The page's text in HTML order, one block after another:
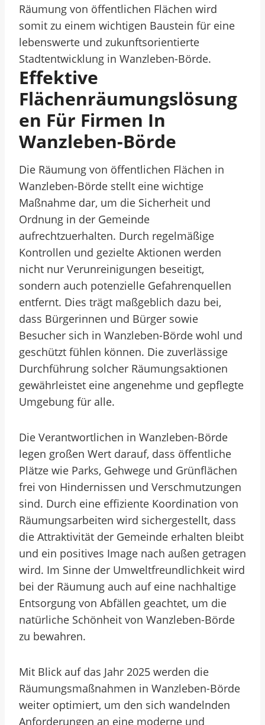
Räumung von öffentlichen Flächen wird
somit zu einem wichtigen Baustein für eine
lebenswerte und zukunftsorientierte
Stadtentwicklung in Wanzleben-Börde.
Effektive
Flächenräumungslösung
En Für Firmen In
Wanzleben-Börde
Die Räumung von öffentlichen Flächen in
Wanzleben-Börde stellt eine wichtige
Maßnahme dar, um die Sicherheit und
Ordnung in der Gemeinde
aufrechtzuerhalten. Durch regelmäßige
Kontrollen und gezielte Aktionen werden
nicht nur Verunreinigungen beseitigt,
sondern auch potenzielle Gefahrenquellen
entfernt. Dies trägt maßgeblich dazu bei,
dass Bürgerinnen und Bürger sowie
Besucher sich in Wanzleben-Börde wohl und
geschützt fühlen können. Die zuverlässige
Durchführung solcher Räumungsaktionen
gewährleistet eine angenehme und gepflegte
Umgebung für alle.
Die Verantwortlichen in Wanzleben-Börde
legen großen Wert darauf, dass öffentliche
Plätze wie Parks, Gehwege und Grünflächen
frei von Hindernissen und Verschmutzungen
sind. Durch eine effiziente Koordination von
Räumungsarbeiten wird sichergestellt, dass
die Attraktivität der Gemeinde erhalten bleibt
und ein positives Image nach außen getragen
wird. Im Sinne der Umweltfreundlichkeit wird
bei der Räumung auch auf eine nachhaltige
Entsorgung von Abfällen geachtet, um die
natürliche Schönheit von Wanzleben-Börde
zu bewahren.
Mit Blick auf das Jahr 2025 werden die
Räumungsmaßnahmen in Wanzleben-Börde
weiter optimiert, um den sich wandelnden
Anforderungen an eine moderne und